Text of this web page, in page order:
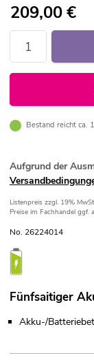
209,00€
Bestand reicht ca.
Aufgrund der
Listenpreis zzgl. 19%
Preise im Fachhandel ggf.
No. 26224014
Fünfsaitiger
Akku-/